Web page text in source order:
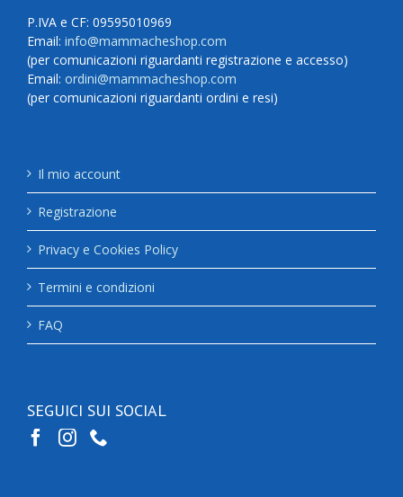
P.IVA e CF: 09595010969
Email: info@mammacheshop.com
(per comunicazioni riguardanti registrazione e accesso)
Email: ordini@mammacheshop.com
(per comunicazioni riguardanti ordini e resi)
Il mio account
Registrazione
Privacy e Cookies Policy
Termini e condizioni
FAQ
SEGUICI SUI SOCIAL